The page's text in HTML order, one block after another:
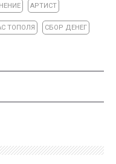
АРТИСТ
ТОПОЛЯ СБОР ДЕНЕГ